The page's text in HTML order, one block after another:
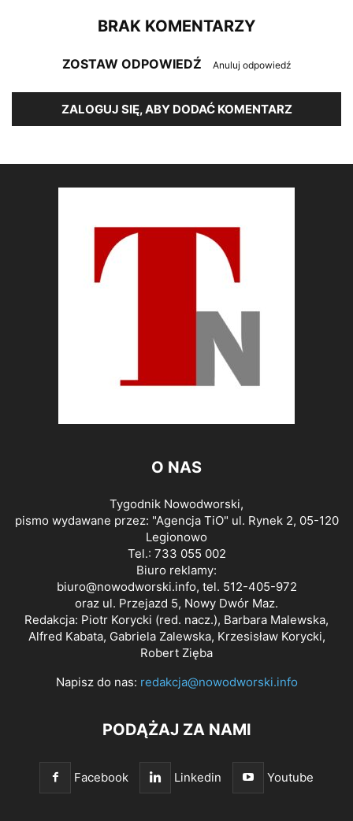
BRAK KOMENTARZY
ZOSTAW ODPOWIEDŹ Anuluj odpowiedź
ZALOGUJ SIĘ, ABY DODAĆ KOMENTARZ
O NAS
Tygodnik Nowodworski,
pismo wydawane przez: "Agencja TiO" ul. Rynek 2, 05-120
Legionowo
Tel.: 733 055 002
Biuro reklamy:
biuro@nowodworski.info, tel. 512-405-972
oraz ul. Przejazd 5, Nowy Dwór Maz.
Redakcja: Piotr Korycki (red. nacz.), Barbara Malewska,
Alfred Kabata, Gabriela Zalewska, Krzesisław Korycki,
Robert Zięba
Napisz do nas: redakcja@nowodworski.info
PODĄŻAJ ZA NAMI
Facebook Linkedin Youtube